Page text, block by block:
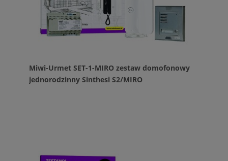
Miwi-Urmet SET-1-MIRO zestaw domofonowy
jednorodzinny Sinthesi S2/MIRO